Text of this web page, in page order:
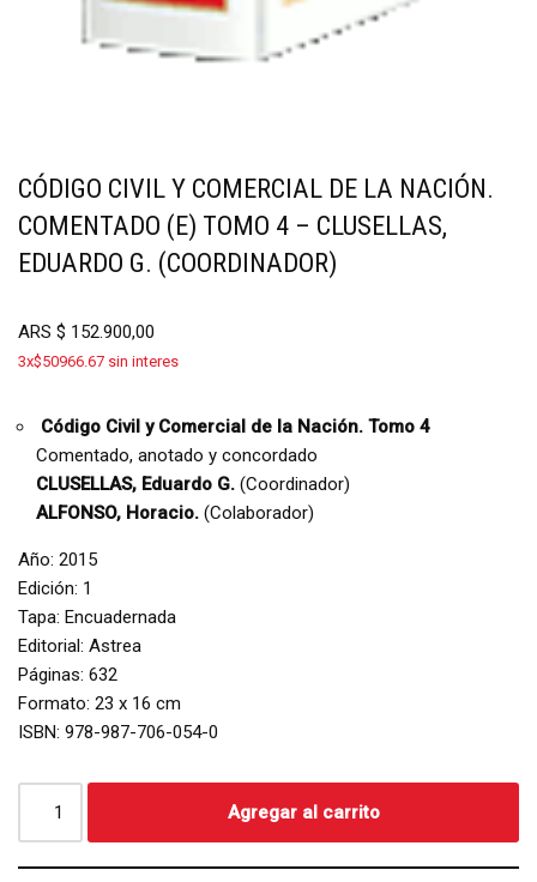
CÓDIGO CIVIL Y COMERCIAL DE LA NACIÓN.
COMENTADO (E) TOMO 4 – CLUSELLAS,
EDUARDO G. (COORDINADOR)
ARS $ 152.900,00
3x$50966.67 sin interes
Código Civil y Comercial de la Nación. Tomo 4
Comentado, anotado y concordado
CLUSELLAS, Eduardo G. (Coordinador)
ALFONSO, Horacio. (Colaborador)
Año: 2015
Edición: 1
Tapa: Encuadernada
Editorial: Astrea
Páginas: 632
Formato: 23 x 16 cm
ISBN: 978-987-706-054-0
Agregar al carrito